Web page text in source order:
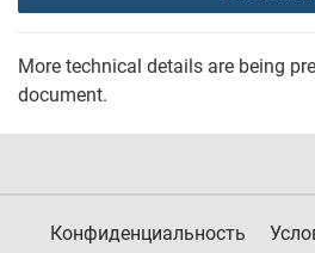
More technical details are being
document.
Конфиденциальность